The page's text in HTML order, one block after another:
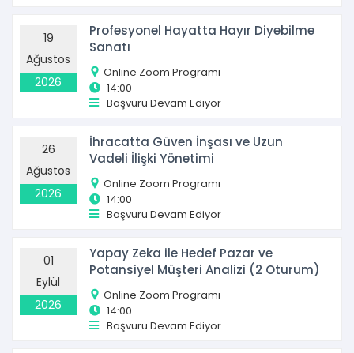
19
Ağustos
2026
Profesyonel Hayatta Hayır Diyebilme
Sanatı
Online Zoom Programı
14:00
Başvuru Devam Ediyor
26
Ağustos
2026
İhracatta Güven İnşası ve Uzun
Vadeli İlişki Yönetimi
Online Zoom Programı
14:00
Başvuru Devam Ediyor
01
Eylül
2026
Yapay Zeka ile Hedef Pazar ve
Potansiyel Müşteri Analizi (2 Oturum)
Online Zoom Programı
14:00
Başvuru Devam Ediyor